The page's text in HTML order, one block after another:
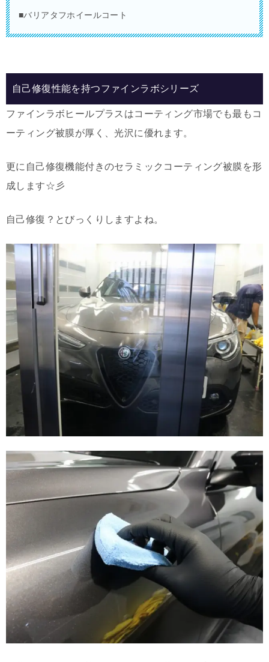
■バリアタフホイールコート
自己修復性能を持つファインラボシリーズ
ファインラボヒールプラスはコーティング市場でも最もコ
ーティング被膜が厚く、光沢に優れます。
更に自己修復機能付きのセラミックコーティング被膜を形
成します☆彡
自己修復？とびっくりしますよね。